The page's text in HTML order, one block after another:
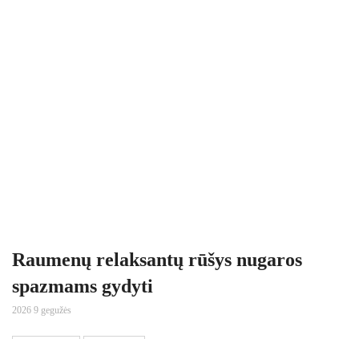
Raumenų relaksantų rūšys nugaros
spazmams gydyti
2026 9 gegužės